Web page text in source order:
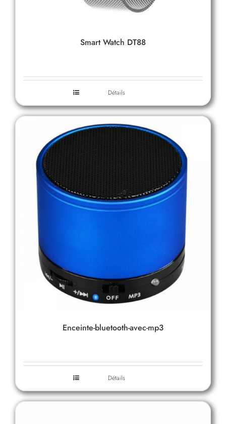
Smart Watch DT88
Détails
Enceinte-bluetooth-avec-mp3
Détails